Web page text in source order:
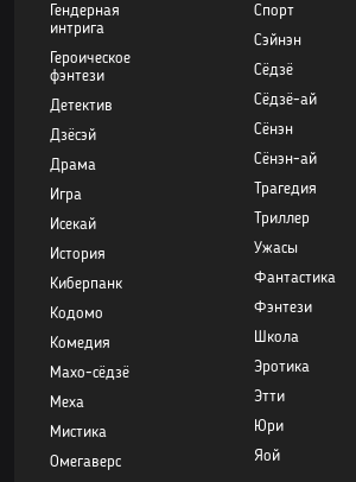
Гендерная
интрига
Героическое
фэнтези
Детектив
Дзёсэй
Драма
Игра
Исекай
История
Киберпанк
Кодомо
Комедия
Махо-сёдзё
Меха
Мистика
Омегаверс
Спорт
Сэйнэн
Сёдзё
Сёдзё-ай
Сёнэн
Сёнэн-ай
Трагедия
Триллер
Ужасы
Фантастика
Фэнтези
Школа
Эротика
Этти
Юри
Яой